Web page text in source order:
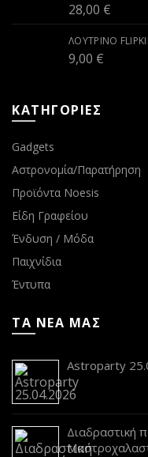
28,00 €
ΛΟΎΤΡΙΝΟ
9,00 €
ΚΑΤΗΓΟΡΙΕΣ
Gadgets
Αστρονομία/Παρατήρηση
Προϊόντα Noesis
Είδη Γραφείου
Ένδυση / Μόδα
Παιχνίδια
Έντυπα
ΤΑ ΝΕΑ ΜΑΣ
Astroparty
Διαδραστική